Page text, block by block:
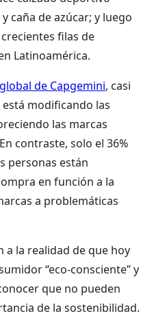
caña de azúcar; y luego
filas de
Latinoamérica.
de Capgemini, casi
modificando las
las marcas
contraste, solo el 36%
personas están
en función a la
a problemáticas
a la realidad de que hoy
“eco-consciente” y
que no pueden
de la sostenibilidad.